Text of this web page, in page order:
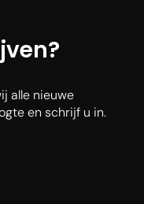
alle nieuwe
en schrijf u in.